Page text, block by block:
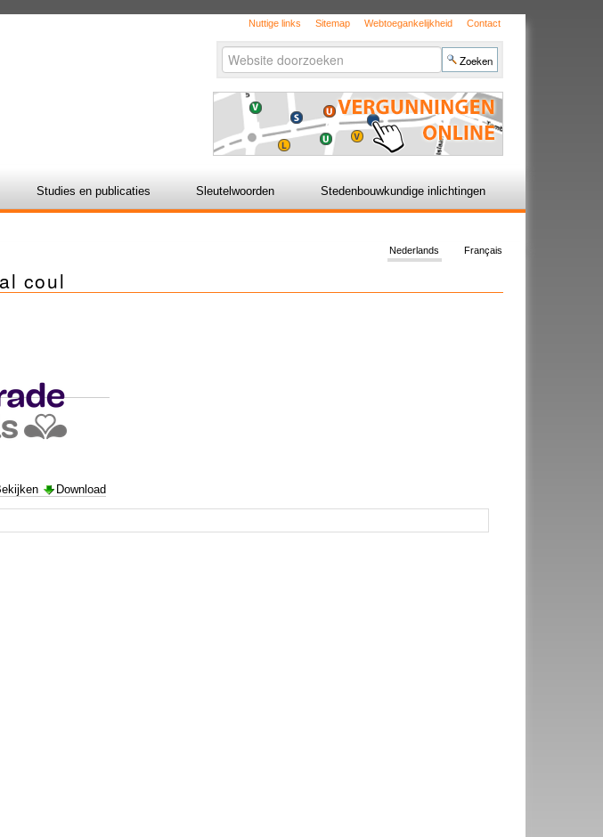
Nuttige links Sitemap Webtoegankelijkheid Contact
Zoek
zoeken...
Studies en publicaties Sleutelwoorden Stedenbouwkundige inlichtingen
Français
Nederlands
coul
Download